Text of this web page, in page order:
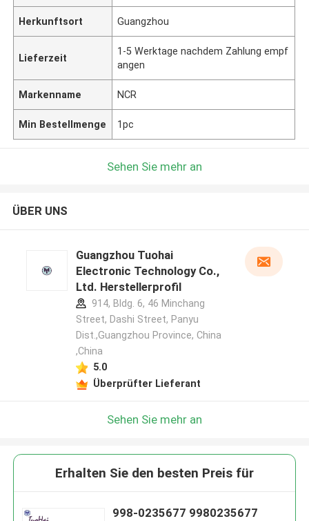
Herkunftsort Guangzhou
Lieferzeit
1-5 Werktage nachdem Zahlung empf
angen
Markenname NCR
Min Bestellmenge 1pc
Sehen Sie mehr an
ÜBER UNS
Guangzhou Tuohai
Electronic Technology Co.,
Ltd. Herstellerprofil
914, Bldg. 6, 46 Minchang
Street, Dashi Street, Panyu
Dist.,Guangzhou Province, China
,China
5.0
Überprüfter Lieferant
Sehen Sie mehr an
Erhalten Sie den besten Preis für
998-0235677 9980235677